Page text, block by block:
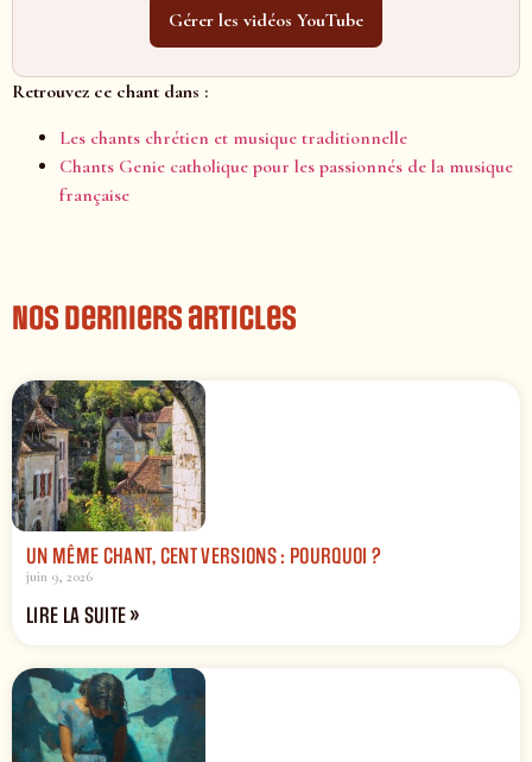
Gérer les vidéos YouTube
Retrouvez ce chant dans :
Les chants chrétien et musique traditionnelle
Chants Genie catholique pour les passionnés de la musique
française
Nos derniers articles
UN MÊME CHANT, CENT VERSIONS : POURQUOI ?
juin 9, 2026
LIRE LA SUITE »